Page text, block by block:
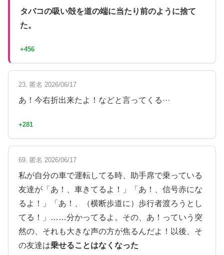
タバコの吸い殻を道の端に当たり前のように捨て
た。
+456
23. 匿名 2026/06/17
あ！今右折出来たよ！などと言ってくる···
+281
69. 匿名 2026/06/17
私が自分の車で運転してる時、助手席で乗っている
友達が「あ！、車きてるよ！」「あ！、信号赤にな
るよ！」「あ！、（横断歩道に）歩行者渡ろうとし
てる！」……分かってるよ。その、あ！っていう突
然の、それも大きな声の方が焦るんだよ！以後、そ
の友達は乗せることはなくなった